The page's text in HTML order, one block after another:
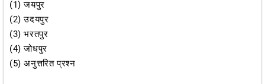
(1) जयपुर
(2) उदयपुर
(3) भरतपुर
(4) जोधपुर
(5) अनुत्तरित प्रश्न